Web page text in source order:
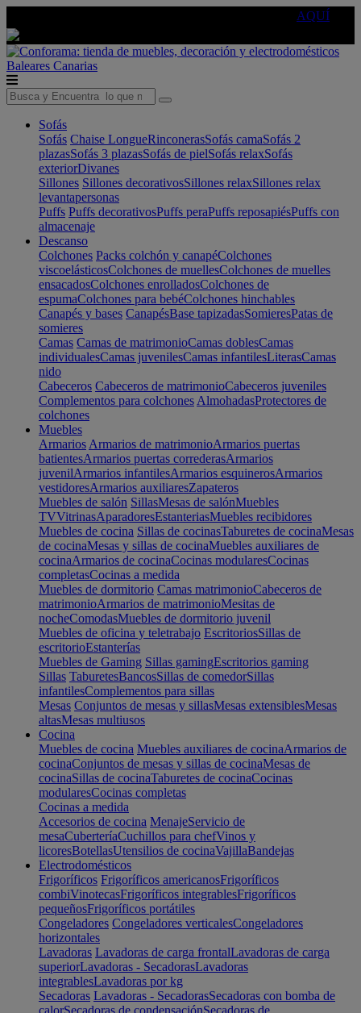
AQUÍ
Baleares Canarias
Sofás
Sofás Chaise LongueRinconerasSofás camaSofás 2
plazasSofás 3 plazasSofás de pielSofás relaxSofás
exteriorDivanes
Sillones Sillones decorativosSillones relaxSillones relax
levantapersonas
Puffs Puffs decorativosPuffs peraPuffs reposapiésPuffs con
almacenaje
Descanso
Colchones Packs colchón y canapéColchones
viscoelásticosColchones de muellesColchones de muelles
ensacadosColchones enrolladosColchones de
espumaColchones para bebéColchones hinchables
Canapés y bases CanapésBase tapizadasSomieresPatas de
somieres
Camas Camas de matrimonioCamas doblesCamas
individualesCamas juvenilesCamas infantilesLiterasCamas
nido
Cabeceros Cabeceros de matrimonioCabeceros juveniles
Complementos para colchones AlmohadasProtectores de
colchones
Muebles
Armarios Armarios de matrimonioArmarios puertas
batientesArmarios puertas correderasArmarios
juvenilArmarios infantilesArmarios esquinerosArmarios
vestidoresArmarios auxiliaresZapateros
Muebles de salón SillasMesas de salónMuebles
TVVitrinasAparadoresEstanteriasMuebles recibidores
Muebles de cocina Sillas de cocinasTaburetes de cocinaMesas
de cocinaMesas y sillas de cocinaMuebles auxiliares de
cocinaArmarios de cocinaCocinas modularesCocinas
completasCocinas a medida
Muebles de dormitorio Camas matrimonioCabeceros de
matrimonioArmarios de matrimonioMesitas de
nocheComodasMuebles de dormitorio juvenil
Muebles de oficina y teletrabajo EscritoriosSillas de
escritorioEstanterías
Muebles de Gaming Sillas gamingEscritorios gaming
Sillas TaburetesBancosSillas de comedorSillas
infantilesComplementos para sillas
Mesas Conjuntos de mesas y sillasMesas extensiblesMesas
altasMesas multiusos
Cocina
Muebles de cocina Muebles auxiliares de cocinaArmarios de
cocinaConjuntos de mesas y sillas de cocinaMesas de
cocinaSillas de cocinaTaburetes de cocinaCocinas
modularesCocinas completas
Cocinas a medida
Accesorios de cocina MenajeServicio de
mesaCuberteríaCuchillos para chefVinos y
licoresBotellasUtensilios de cocinaVajillaBandejas
Electrodomésticos
Frigoríficos Frigoríficos americanosFrigoríficos
combiVinotecasFrigoríficos integrablesFrigoríficos
pequeñosFrigoríficos portátiles
Congeladores Congeladores verticalesCongeladores
horizontales
Lavadoras Lavadoras de carga frontalLavadoras de carga
superiorLavadoras - SecadorasLavadoras
integrablesLavadoras por kg
Secadoras Lavadoras - SecadorasSecadoras con bomba de
calorSecadoras de condensaciónSecadoras de